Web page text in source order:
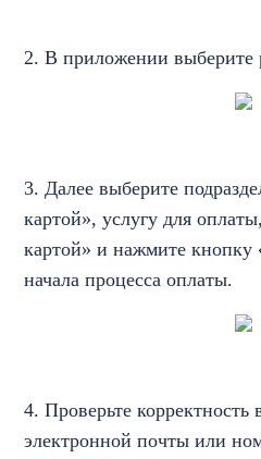
2. В приложении выберите
3. Далее выберите
картой», услугу для
картой» и нажмите кнопку
начала процесса оплаты.
4. Проверьте корректность
электронной почты или